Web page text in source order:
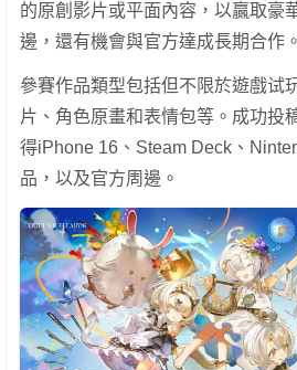
的原創影片或平面內容，以贏取豪
邊，還有機會與官方達成長期合作。
參賽作品類型包括但不限於遊戲试
片、角色原畫和表情包等。成功投
得iPhone 16、Steam Deck、
品，以及官方周邊。